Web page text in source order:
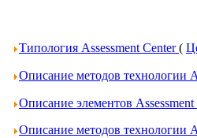
Типология Assessment Center(
Описание методов технологии
Описание элементов Assessment
Описание методов технологии